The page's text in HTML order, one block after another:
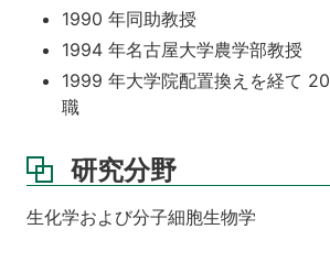
1990 年同助教授
1994 年名古屋大学農学部教授
1999 年大学院配置換えを経て
職
研究分野
生化学および分子細胞生物学